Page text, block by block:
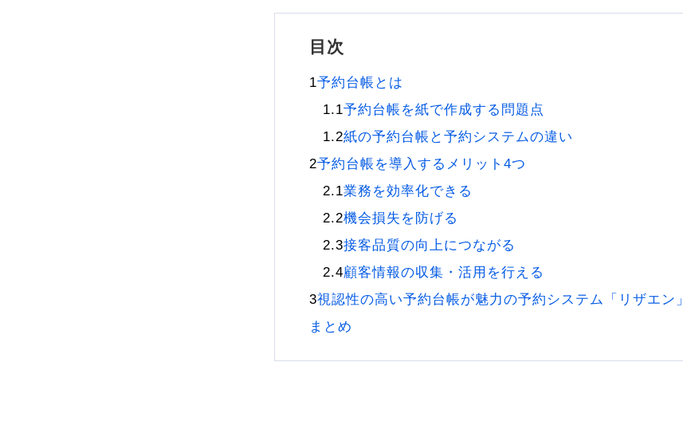
目次
予約台帳とは
予約台帳を紙で作成する問題点
紙の予約台帳と予約システムの違い
予約台帳を導入するメリット4つ
業務を効率化できる
機会損失を防げる
接客品質の向上につながる
顧客情報の収集・活用を行える
視認性の高い予約台帳が魅力の予約システム「リザエン」
まとめ